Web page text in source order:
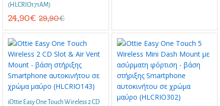
(HLCRIO171AM)
24,90€ 29,90€
iOttie Easy One Touch Wireless 2 CD